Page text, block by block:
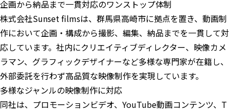
企画から納品まで一貫対応のワンストップ体制
株式会社Sunset filmsは、群馬県高崎市に拠点を置き、動画制
作において企画・構成から撮影、編集、納品までを一貫して対
応しています。社内にクリエイティブディレクター、映像カメ
ラマン、グラフィックデザイナーなど多様な専門家が在籍し、
外部委託を行わず高品質な映像制作を実現しています。
多様なジャンルの映像制作に対応
同社は、プロモーションビデオ、YouTube動画コンテンツ、T